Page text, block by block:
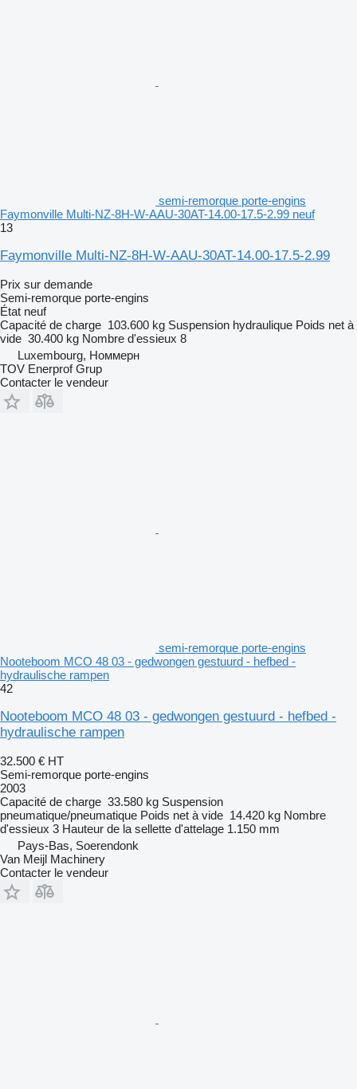
semi-remorque porte-engins
Faymonville Multi-NZ-8H-W-AAU-30AT-14.00-17.5-2.99 neuf
13
Faymonville Multi-NZ-8H-W-AAU-30AT-14.00-17.5-2.99
Prix sur demande
Semi-remorque porte-engins
État neuf
Capacité de charge 103.600 kg Suspension hydraulique Poids net à
vide 30.400 kg Nombre d'essieux 8
Luxembourg, Номмерн
TOV Enerprof Grup
Contacter le vendeur
semi-remorque porte-engins
Nooteboom MCO 48 03 - gedwongen gestuurd - hefbed -
hydraulische rampen
42
Nooteboom MCO 48 03 - gedwongen gestuurd - hefbed -
hydraulische rampen
32.500 € HT
Semi-remorque porte-engins
2003
Capacité de charge 33.580 kg Suspension
pneumatique/pneumatique Poids net à vide 14.420 kg Nombre
d'essieux 3 Hauteur de la sellette d'attelage 1.150 mm
Pays-Bas, Soerendonk
Van Meijl Machinery
Contacter le vendeur